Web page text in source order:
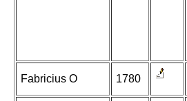
Fabricius O 1780